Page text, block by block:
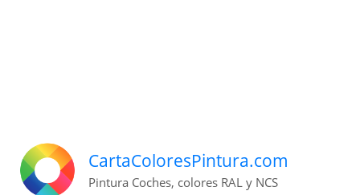
CartaColoresPintura.com
Pintura Coches, colores RAL y NCS